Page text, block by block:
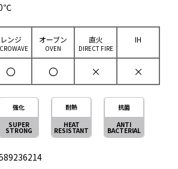
レンジ オーブン
OVEN
直⽕
DIRECT FIRE
IH
〇 〇 × ×
強化
SUPER
STRONG
耐熱
HEAT
RESISTANT
抗菌
ANTI
BACTERIAL